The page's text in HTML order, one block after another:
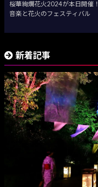
桜華絢爛花火2024が本日開催！
音楽と花火のフェスティバル
新着記事